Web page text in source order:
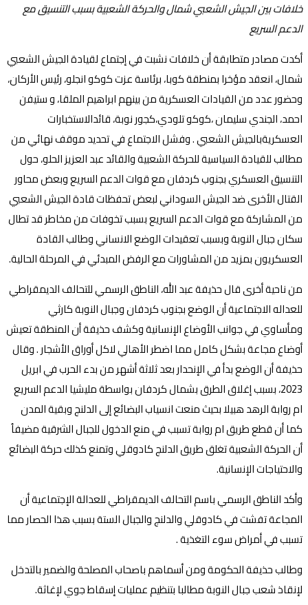
خلافات بين الجيش الشعبي شمال والحركة الشعبية بسبب التنسيق مع
الدعم السريع
أكدت مصادر متطابقة أن خلافات نشبت في إجتماع لقيادة الجيش الشعبي
شمال، انعقد مؤخرا بمنطقة كوبا، برئاسة عزت كوكو انجلو، رئيس الأركان،
وحضور عدد من القيادات العسكرية من بينهم ابراهيم الملقا، و ستيفن
احمد، الجندي سليمان ،كوكو تلودي،كجور نوبة، قائدالاستخبارات
العسكريةبالجيش الشعبي . وفشل الاجتماع في تحديد موقف نهائي من
مطالب للقيادة السياسية للحركة الشعبية والقائد عبد العزيز الحلو، حول
التنسيق العسكري بجنوب كردفان مع قوات الدعم السريع وبعض محاور
القتال الأخرى ضد الجيش السوداني لبعض تحفظات قادة الجيش الشعبي
من المشاركة مع قوات الدعم السريع بسبب تخوفات من مخاطر قد تطال
سكان جبال النوبة وبسبب تعقيدات الوضع الانساني وطالب القادة
العسكريون بمزيد من المشاورات مع الرفض المبدئي في المرحلة الحالية.
من ناحية أخرى قال حذيفة عبد الله، الناطق الرسمي للتحالف الديمقراطي
للعداله الاجتماعية أن الوضع بجنوب كردفان وجبال النوبة كارثي
ومأساوي في جوانب الأوضاع الإنسانية وكشف حذيفة أن المنطقة تعيش
أوضاع مجاعة بشكل كامل مما اضطر الأهالي لاكل أوراق الأشجار . وقال
حذيفة أن الوضع بدأ في الإنحدار بعد ثلاثة أشهر من بدء الحرب في ابريل
2023، بسبب إغلاق الطرق بشمال كردفان بواسطة مليشيا الدعم السريع
ام روابة الرهد هبيلا بحيث منعت انسياب البضائع إلى الدلنج وبقية المدن
كما أن قطع طريق ام روابة تسبب في منع الدخول للجبال الشرقية مضيفاُ
أن الحركة الشعبية تغلق طريق الدلنج كادوقلي وتمنع كذلك حركة البضائع
والاحتياجات الإنسانية.
وأكد الناطق الرسمي باسم التحالف الديمقراطي للعدالة الإجتماعية أن
المجاعة تفشت في كادوقلي والدلنج والجبال الستة بسبب هذا الحصار مما
تسبب في أمراض سوء التغذية .
وطالب حذيفة الحكومة ومن أسماهم باصحاب المصلحة والضمير بالتدخل
لإنقاذ شعب جبال النوبة مطالبا بتنظيم عمليات إسقاط جوي لإغاثة.